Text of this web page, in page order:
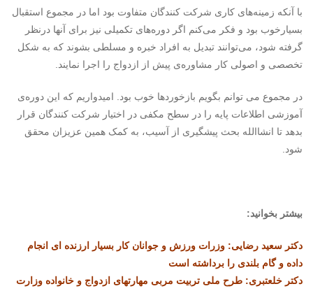
با آنکه زمینه‌های کاری شرکت کنندگان متفاوت بود اما در مجموع استقبال‌
بسیارخوب بود و فکر می‌کنم اگر دوره‌های تکمیلی نیز برای آنها درنظر
گرفته شود، می‌توانند تبدیل به افراد خبره و مسلطی بشوند که به شکل
تخصصی و اصولی کار مشاوره‌ی پیش از ازدواج را اجرا نمایند.
در مجموع می توانم بگویم بازخوردها خوب بود. امیدواریم که این دوره‌ی
آموزشی اطلاعات پایه را در سطح مکفی در اختیار شرکت کنندگان قرار
بدهد تا انشاالله بحث پیشگیری از آسیب، به کمک همین عزیزان محقق
شود.
بیشتر بخوانید:
دکتر سعید رضایی: وزرات ورزش و جوانان کار بسیار ارزنده ای انجام
داده و گام بلندی را برداشته است
دکتر خلعتبری: طرح ملی تربیت مربی مهارتهای ازدواج و خانواده وزارت